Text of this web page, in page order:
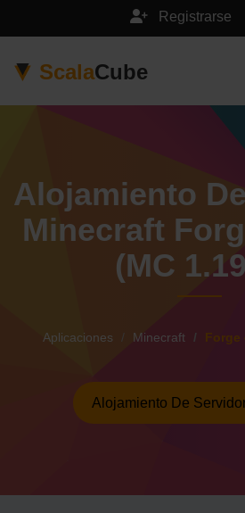
Registrarse
ScalaCube
Alojamiento
Minecraft
(MC
Aplicaciones Minecraft Forge
Alojamiento De